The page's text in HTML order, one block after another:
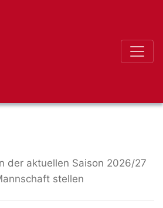
der aktuellen Saison 2026/27
stellen